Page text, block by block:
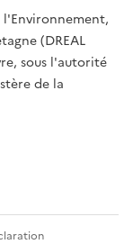
(DREAL
sous l'autorité
de la